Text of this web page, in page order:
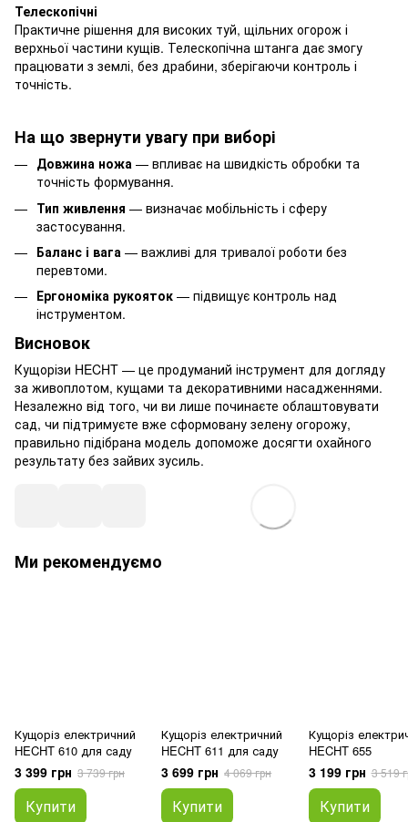
Телескопічні
Практичне рішення для високих туй, щільних огорож і
верхньої частини кущів. Телескопічна штанга дає змогу
працювати з землі, без драбини, зберігаючи контроль і
точність.
На що звернути увагу при виборі
Довжина ножа — впливає на швидкість обробки та
точність формування.
Тип живлення — визначає мобільність і сферу
застосування.
Баланс і вага — важливі для тривалої роботи без
перевтоми.
Ергономіка рукояток — підвищує контроль над
інструментом.
Висновок
Кущорізи HECHT — це продуманий інструмент для догляду
за живоплотом, кущами та декоративними насадженнями.
Незалежно від того, чи ви лише починаєте облаштовувати
сад, чи підтримуєте вже сформовану зелену огорожу,
правильно підібрана модель допоможе досягти охайного
результату без зайвих зусиль.
Ми рекомендуємо
Кущоріз електричний
HECHT 610 для саду
3 399 грн 3 739 грн
Купити
Кущоріз електричний
HECHT 611 для саду
3 699 грн 4 069 грн
Купити
Кущоріз
HECHT 655
3 199 грн 3 519
Купити